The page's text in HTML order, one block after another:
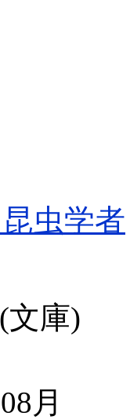
虫学者
(文庫)
月